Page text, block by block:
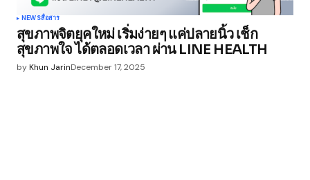
NEWSสื่อสาร
สุขภาพจิตยุคใหม่ เริ่มง่ายๆ แค่ปลายนิ้ว เช็ก
สุขภาพใจ ได้ตลอดเวลา ผ่าน LINE HEALTH
byKhun JarinDecember 17, 2025